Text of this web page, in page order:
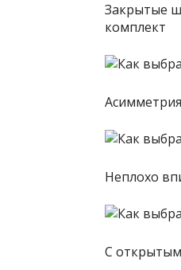
Закрытые
комплект
Неплохо
С